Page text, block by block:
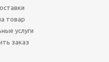
товар
услуги
заказ